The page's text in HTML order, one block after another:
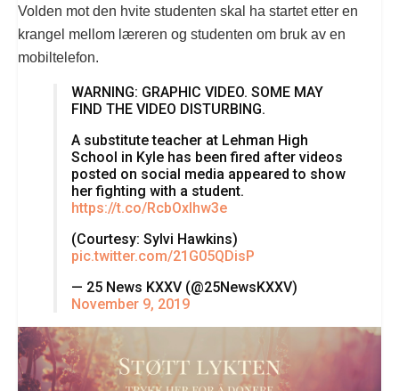
Volden mot den hvite studenten skal ha startet etter en
krangel mellom læreren og studenten om bruk av en
mobiltelefon.
WARNING: GRAPHIC VIDEO. SOME MAY
FIND THE VIDEO DISTURBING.
A substitute teacher at Lehman High
School in Kyle has been fired after videos
posted on social media appeared to show
her fighting with a student.
https://t.co/RcbOxIhw3e
(Courtesy: Sylvi Hawkins)
pic.twitter.com/21G05QDisP
— 25 News KXXV (@25NewsKXXV)
November 9, 2019